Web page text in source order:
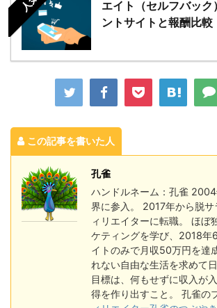
エイト（セルフバック
ントサイトと報酬比較
この記事を書いた人
孔雀
ハンドルネーム：孔雀
界に参入。 2017年から脱サ
ィリエイターに転職。 ほぼ
ケティングを学び、2018年
イトのみで月収50万円を達
れない自由な生活を求めて
目標は、何もせずに収入が
得を作り出すこと。 孔雀の